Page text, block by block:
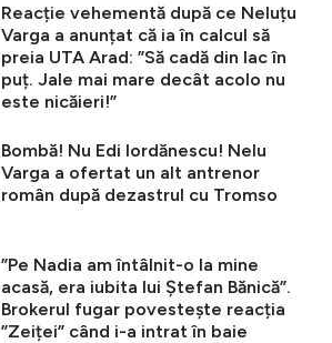
Reacție vehementă după ce Neluțu
Varga a anunțat că ia în calcul să
preia UTA Arad: ”Să cadă din lac în
puț. Jale mai mare decât acolo nu
este nicăieri!”
Bombă! Nu Edi Iordănescu! Nelu
Varga a ofertat un alt antrenor
român după dezastrul cu Tromso
”Pe Nadia am întâlnit-o la mine
acasă, era iubita lui Ștefan Bănică”.
Brokerul fugar povestește reacția
”Zeiței” când i-a intrat în baie